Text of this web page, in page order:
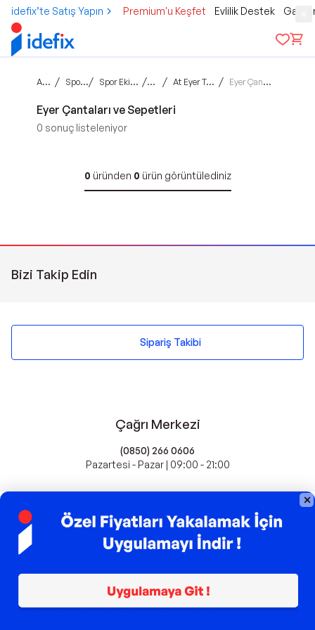
idefix’te Satış Yapın Premium'u Keşfet Evlilik Destek
Ana sayfa / Spor & Outdoor / Spor Ekipman & Aksesuar /Binicilik
/ At Eyer Takımı Aksesuarları / Eyer Çantaları ve Sepetleri
Eyer Çantaları ve Sepetleri
0 sonuç listeleniyor
0 üründen 0 ürün görüntülediniz
Bizi Takip Edin
Popüler Markalar
Farmasi
Xiaomi
Lavazza
Fashcolle
Pro Plan
Sipariş Takibi
Çağrı Merkezi
(0850) 266 0606
Pazartesi - Pazar | 09:00 - 21:00